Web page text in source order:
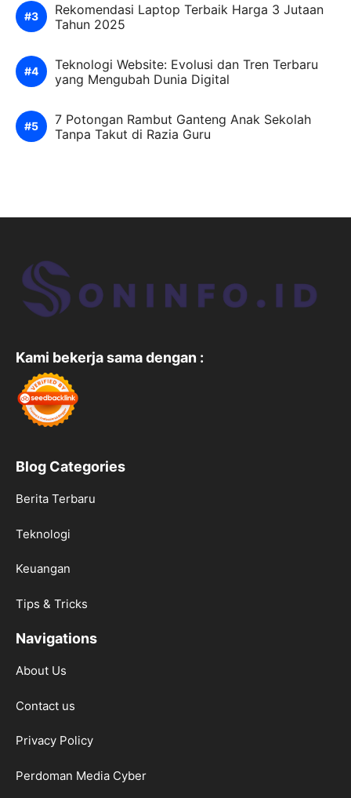
Rekomendasi Laptop Terbaik Harga 3 Jutaan
Tahun 2025
Teknologi Website: Evolusi dan Tren Terbaru
yang Mengubah Dunia Digital
7 Potongan Rambut Ganteng Anak Sekolah
Tanpa Takut di Razia Guru
Kami bekerja sama dengan :
Blog Categories
Berita Terbaru
Teknologi
Keuangan
Tips & Tricks
Navigations
About Us
Contact us
Privacy Policy
Perdoman Media Cyber